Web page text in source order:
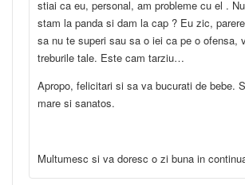
stiai ca eu, personal, am probleme cu el .
stam la panda si dam la cap ? Eu zic,
sa nu te superi sau sa o iei ca pe o ofensa,
treburile tale. Este cam tarziu…
Apropo, felicitari si sa va bucurati de bebe.
mare si sanatos.
Multumesc si va doresc o zi buna in